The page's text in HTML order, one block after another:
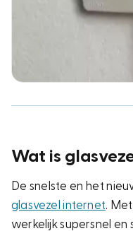
Wat is
De snelste en het
glasvezel internet.
werkelijk supersnel